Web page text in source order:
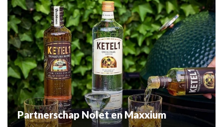
Partnerschap Nolet en Maxxium